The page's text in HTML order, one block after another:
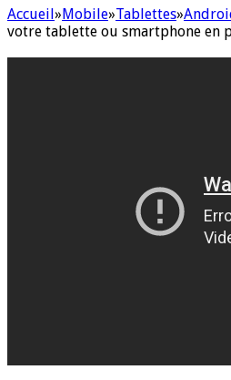
Accueil»Mobile»Tablettes»
votre tablette ou smartphone en